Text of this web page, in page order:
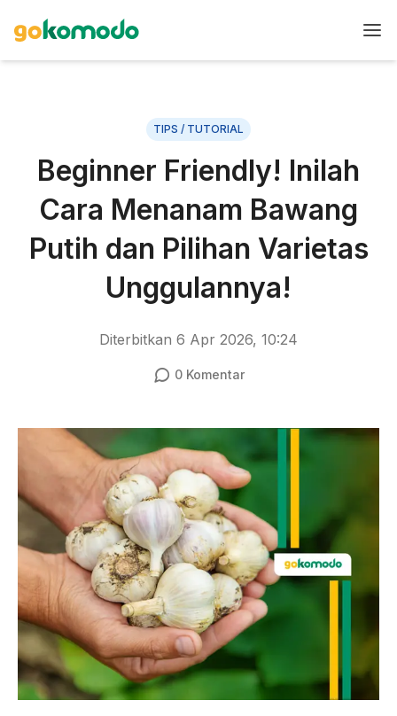
TIPS / TUTORIAL
Beginner Friendly! Inilah
Cara Menanam Bawang
Putih dan Pilihan Varietas
Unggulannya!
Diterbitkan 6 Apr 2026, 10:24
0Komentar